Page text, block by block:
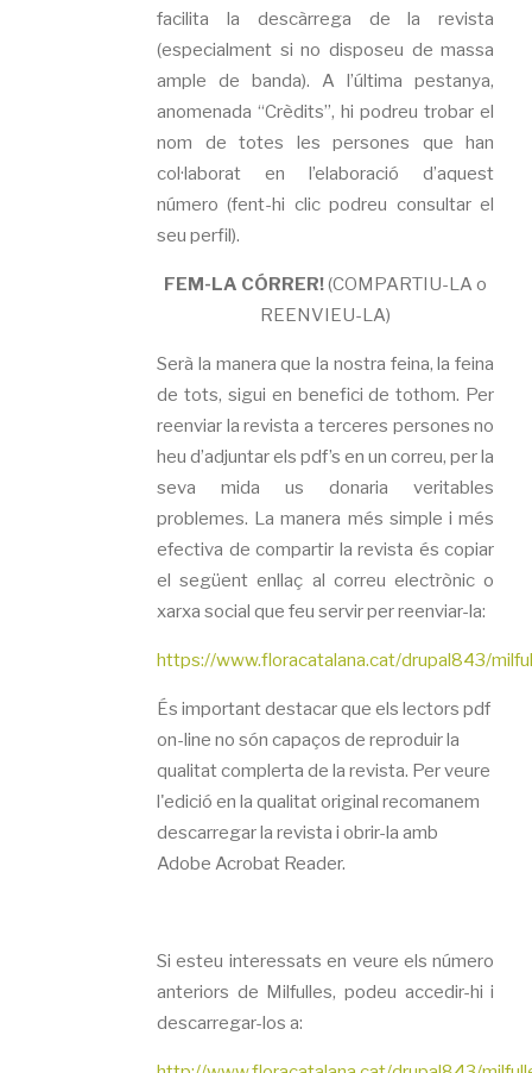
facilita la descàrrega de la revista
(especialment si no disposeu de massa
ample de banda). A l’última pestanya,
anomenada “Crèdits”, hi podreu trobar el
nom de totes les persones que han
col·laborat en l’elaboració d’aquest
número (fent-hi clic podreu consultar el
seu perfil).
FEM-LA CÓRRER!(COMPARTIU-LA o
REENVIEU-LA)
Serà la manera que la nostra feina, la feina
de tots, sigui en benefici de tothom. Per
reenviar la revista a terceres persones no
heu d’adjuntar els pdf’s en un correu, per la
seva mida us donaria veritables
problemes. La manera més simple i més
efectiva de compartir la revista és copiar
el següent enllaç al correu electrònic o
xarxa social que feu servir per reenviar-la:
https://www.floracatalana.cat/drupal843/
És important destacar que els lectors pdf
on-line no són capaços de reproduir la
qualitat complerta de la revista. Per veure
l'edició en la qualitat original recomanem
descarregar la revista i obrir-la amb
Adobe Acrobat Reader.
Si esteu interessats en veure els número
anteriors de Milfulles, podeu accedir-hi i
descarregar-los a: